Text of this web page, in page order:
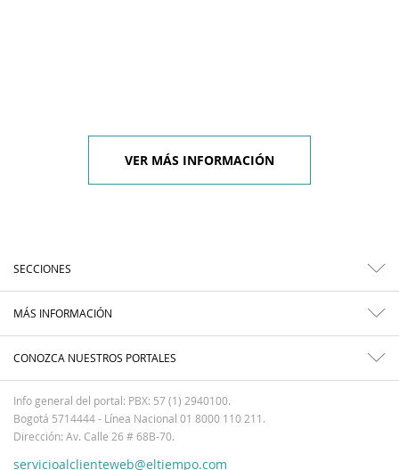
VER MÁS INFORMACIÓN
SECCIONES
MÁS INFORMACIÓN
CONOZCA NUESTROS PORTALES
Info general del portal: PBX: 57 (1) 2940100.
Bogotá 5714444 - Línea Nacional 01 8000 110 211.
Dirección: Av. Calle 26 # 68B-70.
servicioalclienteweb@eltiempo.com